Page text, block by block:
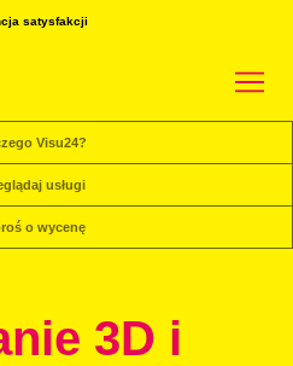
satysfakcji
Visu24?
usługi
o wycenę
3D i